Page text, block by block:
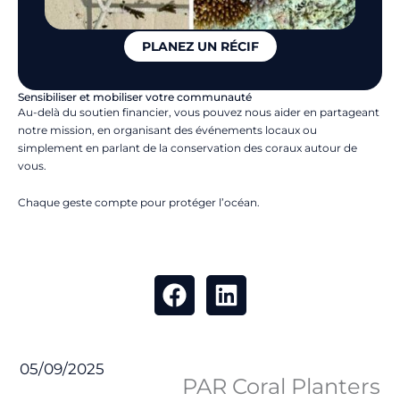
PLANEZ UN RÉCIF
Sensibiliser et mobiliser votre communauté
Au-delà du soutien financier, vous pouvez nous aider en partageant
notre mission, en organisant des événements locaux ou
simplement en parlant de la conservation des coraux autour de
vous.
Chaque geste compte pour protéger l’océan.
05/09/2025
PAR Coral Planters